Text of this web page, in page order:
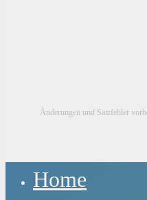
Änderungen und Satzfehler
Menu Home